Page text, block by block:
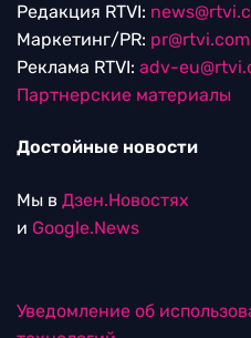
Редакция RTVI:
Маркетинг/PR: pr@rtvi.com
Реклама RTVI: adv-
Партнерские материалы
Достойные новости
Мы в Дзен.Новостях
и Google.News
Уведомление об